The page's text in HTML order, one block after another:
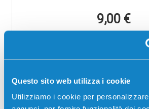
Questo sito web utilizza i cookie
Utilizziamo i cookie per
9,00 €
CONSEGNA IN 24/48
SCADE TRA: